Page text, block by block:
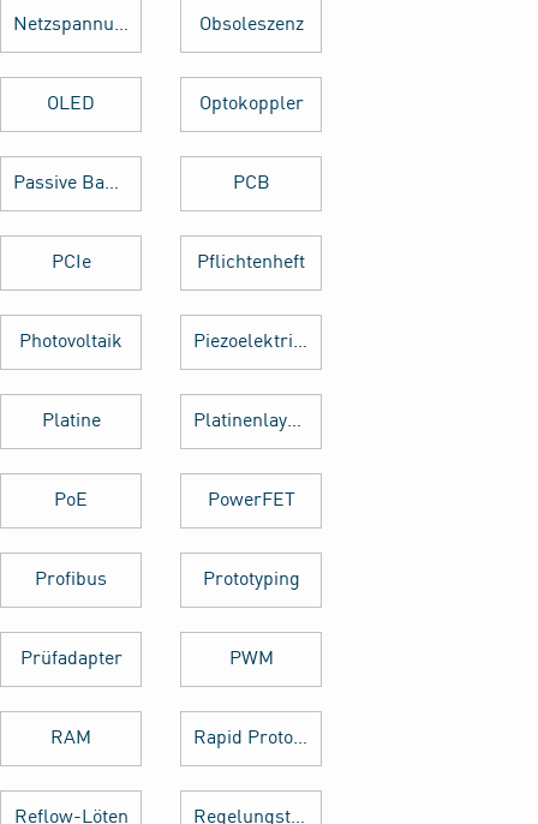
Netzspannung Obsoleszenz
OLED Optokoppler
Passive Bauelemente PCB
PCIe Pflichtenheft
Photovoltaik Piezoelektrischer Sensor
Platine Platinenlayout
PoE PowerFET
Profibus Prototyping
Prüfadapter PWM
RAM Rapid Prototyping
Reflow-Löten Regelungstechnik